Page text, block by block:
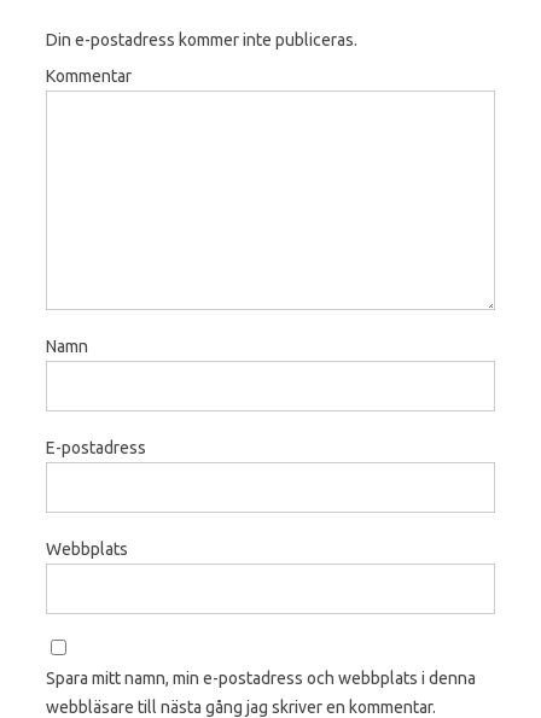
Din e-postadress kommer inte publiceras.
Kommentar
Namn
E-postadress
Webbplats
Spara mitt namn, min e-postadress och webbplats i denna
webbläsare till nästa gång jag skriver en kommentar.